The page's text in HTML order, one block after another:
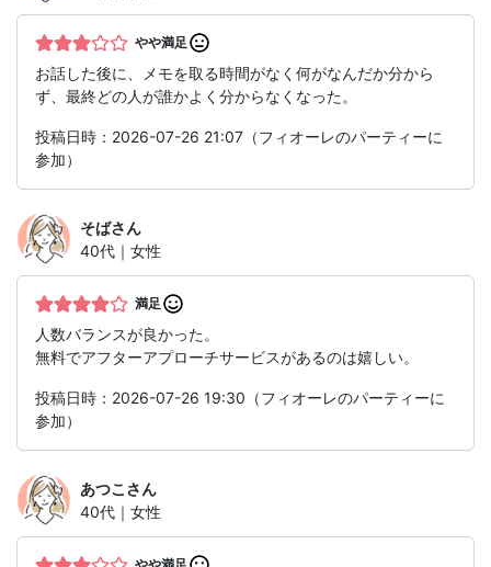
やや満足
お話した後に、メモを取る時間がなく何がなんだか分から
ず、最終どの人が誰かよく分からなくなった。
投稿日時：2026-07-26 21:07（フィオーレのパーティーに
参加）
そばさん
40代｜女性
満足
人数バランスが良かった。
無料でアフターアプローチサービスがあるのは嬉しい。
投稿日時：2026-07-26 19:30（フィオーレのパーティーに
参加）
あつこ さん
40代｜女性